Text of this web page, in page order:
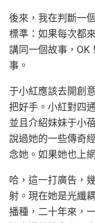
後來，我在判斷一
標準：如果每次都
講同一個故事，OK
事。
于小紅應該去開創
把好手。小紅對四
並且介紹妹妹于小
說過她的一些傳奇
念她。如果她也上
哈，這一打廣告，
射。現在她是光纖
播種，二十年來，